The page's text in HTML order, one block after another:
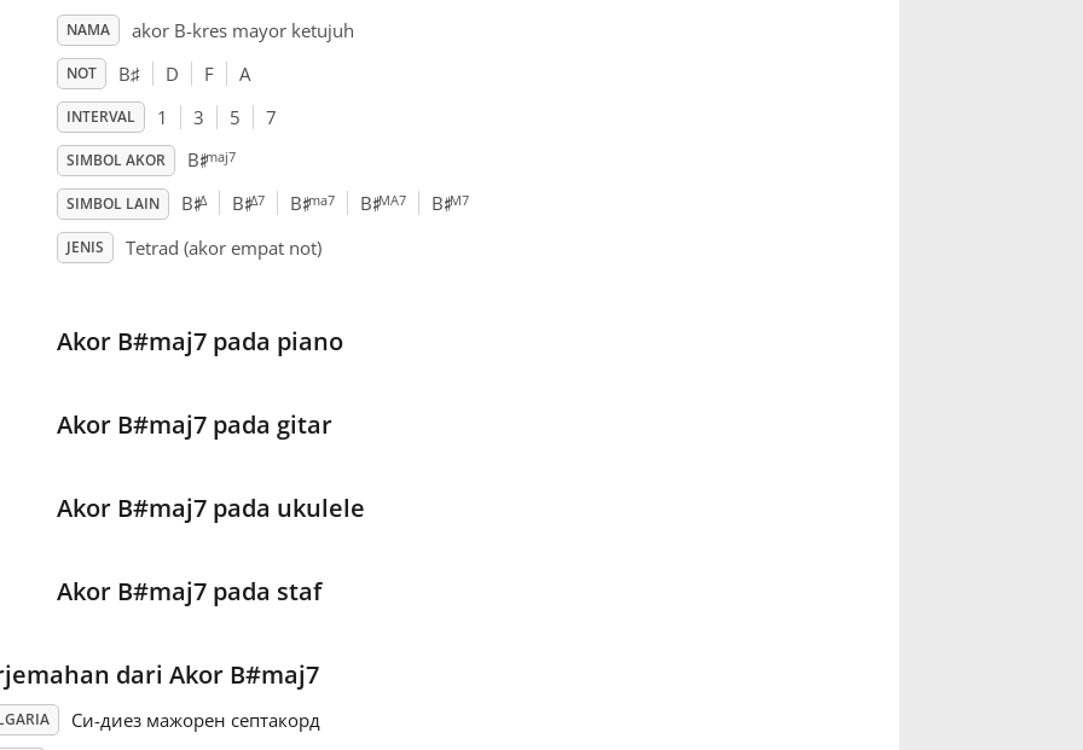
NAMA akor B-kres mayor ketujuh
NOT B♯ D F A
INTERVAL 1 3 5 7
SIMBOL AKOR B♯maj7
SIMBOL LAIN B♯Δ B♯Δ7 B♯ma7 B♯MA7 B♯M7
JENIS Tetrad (akor empat not)
Akor B#maj7 pada piano
Akor B#maj7 pada gitar
Akor B#maj7 pada ukulele
Akor B#maj7 pada staf
dari Akor B#maj7
Си-диез мажорен септакорд